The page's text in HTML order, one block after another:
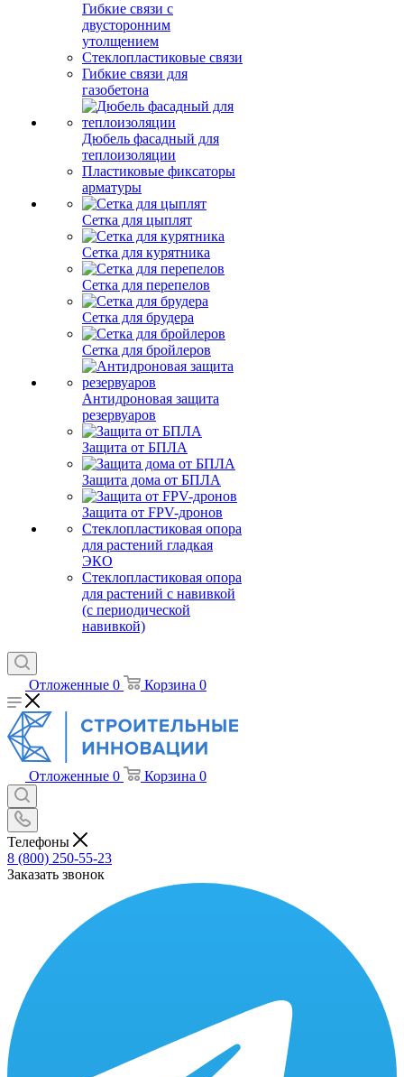
Гибкие связи с
двусторонним
утолщением
Стеклопластиковые связи
Гибкие связи для
газобетона
Дюбель фасадный для
теплоизоляции
Пластиковые фиксаторы
арматуры
Сетка для цыплят
Сетка для курятника
Сетка для перепелов
Сетка для брудера
Сетка для бройлеров
Антидроновая защита
резервуаров
Защита от БПЛА
Защита дома от БПЛА
Защита от FPV-дронов
Стеклопластиковая опора
для растений гладкая
ЭКО
Стеклопластиковая опора
для растений с навивкой
(с периодической
навивкой)
Отложенные 0 Корзина 0
Отложенные 0 Корзина 0
Телефоны
8 (800) 250-55-23
Заказать звонок